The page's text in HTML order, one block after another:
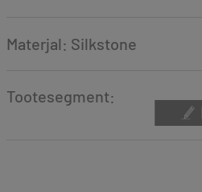
Materjal: Silkstone
Tootesegment: